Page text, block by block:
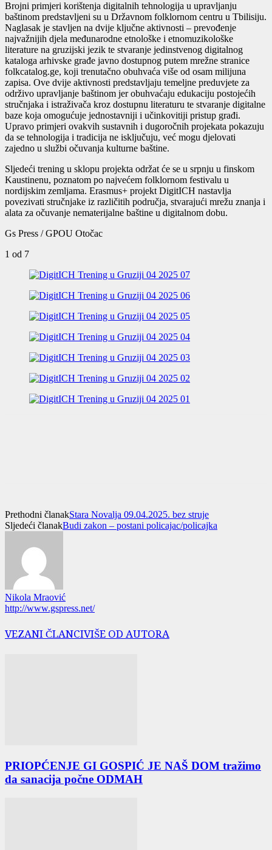
Brojni primjeri korištenja digitalnih tehnologija u upravljanju
baštinom predstavljeni su u Državnom folklornom centru u Tbilisiju.
Naglasak je stavljen na dvije ključne aktivnosti – prevođenje
najvažnijih djela međunarodne etnološke i etnomuzikološke
literature na gruzijski jezik te stvaranje jedinstvenog digitalnog
kataloga arhivske građe javno dostupnog putem mrežne stranice
folkcatalog.ge, koji trenutačno obuhvaća više od osam milijuna
zapisa. Ove dvije aktivnosti predstavljaju temeljne preduvjete za
održivo upravljanje baštinom jer obuhvaćaju edukaciju postojećih
stručnjaka i istraživača kroz dostupnu literaturu te stvaranje digitalne
baze koja omogućuje jednostavniji i učinkovitiji pristup građi.
Upravo primjeri ovakvih sustavnih i dugoročnih projekata pokazuju
da se tehnologija i tradicija ne isključuju, već mogu djelovati
zajedno u službi očuvanja kulturne baštine.
Sljedeći trening u sklopu projekta održat će se u srpnju u finskom
Kaustinenu, poznatom po najvećem folklornom festivalu u
nordijskim zemljama. Erasmus+ projekt DigitICH nastavlja
povezivati stručnjake iz različitih područja, stvarajući mrežu znanja i
alata za očuvanje nematerijalne baštine u digitalnom dobu.
Gs Press / GPOU Otočac
1 od 7
Prethodni članakStara Novalja 09.04.2025. bez struje
Sljedeći članakBudi zakon – postani policajac/policajka
Nikola Mraović
http://www.gspress.net/
VEZANI ČLANCIVIŠE OD AUTORA
PRIOPĆENJE GI GOSPIĆ JE NAŠ DOM tražimo
da sanacija počne ODMAH